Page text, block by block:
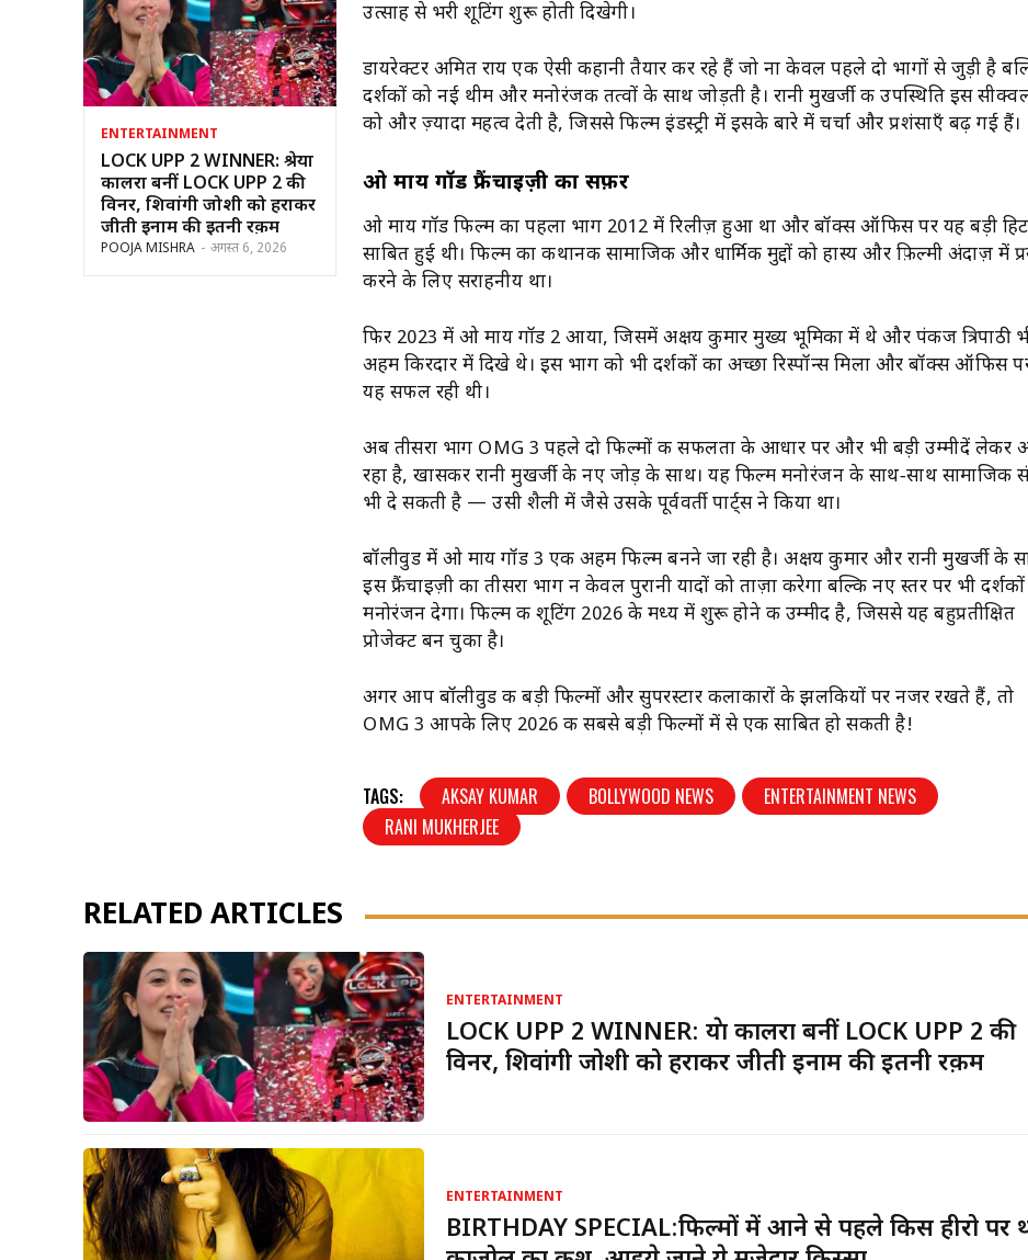
ENTERTAINMENT
LOCK UPP 2 WINNER: श्रेया
कालरा बनीं LOCK UPP 2 की
विनर, शिवांगी जोशी को हराकर
जीती इनाम की इतनी रक़म
POOJA MISHRA - अगस्त 6, 2026
उत्साह से भरी शूटिंग शुरू होती दिखेगी।
डायरेक्टर अमित राय एक ऐसी कहानी तैयार कर रहे हैं जो ना केवल पहले दो भागों से जुड़ी है
दर्शकों को नई थीम और मनोरंजक तत्वों के साथ जोड़ती है। रानी मुखर्जी की उपस्थिति इस
को और ज़्यादा महत्व देती है, जिससे फिल्म इंडस्ट्री में इसके बारे में चर्चा और प्रशंसाएँ बढ़ गई हैं।
ओ माय गॉड फ्रैंचाइज़ी का सफ़र
ओ माय गॉड फिल्म का पहला भाग 2012 में रिलीज़ हुआ था और बॉक्स ऑफिस पर यह बड़ी हिट
साबित हुई थी। फिल्म का कथानक सामाजिक और धार्मिक मुद्दों को हास्य और फ़िल्मी अंदाज़ में
करने के लिए सराहनीय था।
फिर 2023 में ओ माय गॉड 2 आया, जिसमें अक्षय कुमार मुख्य भूमिका में थे और पंकज त्रिपाठी
अहम किरदार में दिखे थे। इस भाग को भी दर्शकों का अच्छा रिस्पॉन्स मिला और बॉक्स ऑफिस
यह सफल रही थी।
अब तीसरा भाग OMG 3 पहले दो फिल्मों की सफलता के आधार पर और भी बड़ी उम्मीदें लेकर
रहा है, खासकर रानी मुखर्जी के नए जोड़ के साथ। यह फिल्म मनोरंजन के साथ‑साथ सामाजिक
भी दे सकती है — उसी शैली में जैसे उसके पूर्ववर्ती पार्ट्स ने किया था।
बॉलीवुड में ओ माय गॉड 3 एक अहम फिल्म बनने जा रही है। अक्षय कुमार और रानी मुखर्जी के
इस फ्रैंचाइज़ी का तीसरा भाग न केवल पुरानी यादों को ताज़ा करेगा बल्कि नए स्तर पर भी
मनोरंजन देगा। फिल्म की शूटिंग 2026 के मध्य में शुरू होने की उम्मीद है, जिससे यह बहुप्रतीक्षित
प्रोजेक्ट बन चुका है।
अगर आप बॉलीवुड की बड़ी फिल्मों और सुपरस्टार कलाकारों के झलकियों पर नजर रखते हैं, तो
OMG 3 आपके लिए 2026 की सबसे बड़ी फिल्मों में से एक साबित हो सकती है!
TAGS: AKSAY KUMAR BOLLYWOOD NEWS
ENTERTAINMENT NEWS
RANI MUKHERJEE
RELATED ARTICLES
ENTERTAINMENT
LOCK UPP 2 WINNER: श्रेया कालरा बनीं LOCK UPP 2 की
विनर, शिवांगी जोशी को हराकर जीती इनाम की इतनी रक़म
ENTERTAINMENT
BIRTHDAY SPECIAL:फिल्मों में आने से पहले किस हीरो पर